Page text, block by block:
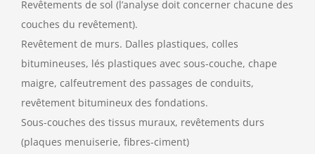
Revêtements de sol (l’analyse doit concerner chacune des
couches du revêtement).
Revêtement de murs. Dalles plastiques, colles
bitumineuses, lés plastiques avec sous-couche, chape
maigre, calfeutrement des passages de conduits,
revêtement bitumineux des fondations.
Sous-couches des tissus muraux, revêtements durs
(plaques menuiserie, fibres-ciment)